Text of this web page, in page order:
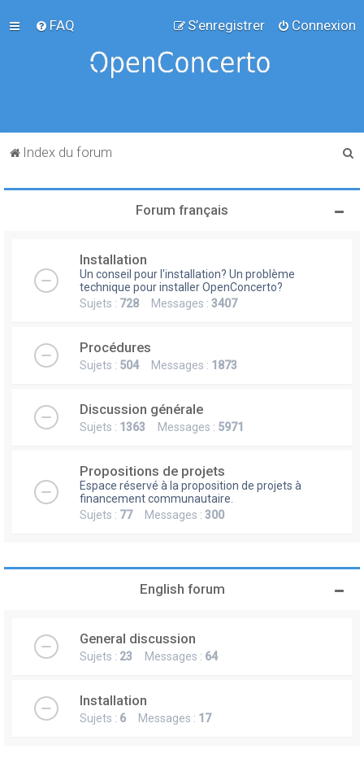
FAQ Connexion
S’enregistrer
Index du forum
Forum français
Installation
Un conseil pour l'installation? Un problème
technique pour installer OpenConcerto?
Sujets : 728 Messages : 3407
Procédures
Sujets : 504Messages : 1873
Discussion générale
Sujets : 1363 Messages : 5971
Propositions de projets
Espace réservé à la proposition de projets à
financement communautaire.
Sujets : 77Messages : 300
English forum
General discussion
Sujets : 23 Messages : 64
Installation
Sujets : 6 Messages : 17